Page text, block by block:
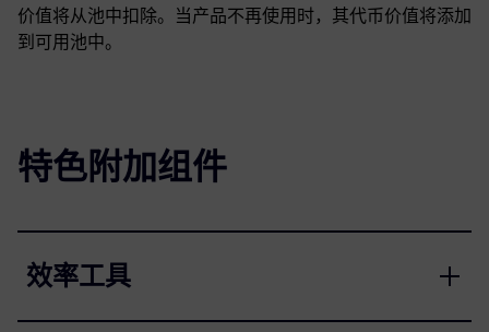
价值将从池中扣除。当产品不再使用时，其代币价值将添加
到可用池中。
特色附加组件
效率工具